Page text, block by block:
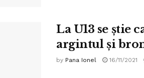
La U13 se știe
argintul și
by Pana Ionel 16/11/2021